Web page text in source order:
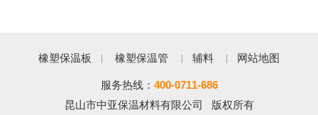
橡塑保温板 橡塑保温管 辅料 网站地图
服务热线： 400-0711-686
昆山市中亚保温材料有限公司 版权所有